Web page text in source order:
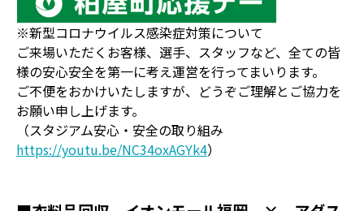
※新型コロナウイルス感染症対策について
ご来場いただくお客様、選手、スタッフなど、全ての皆
様の安心安全を第一に考え運営を行ってまいります。
ご不便をおかけいたしますが、どうぞご理解とご協力を
お願い申し上げます。
（スタジアム安心・安全の取り組み
https://youtu.be/NC34oxAGYk4）